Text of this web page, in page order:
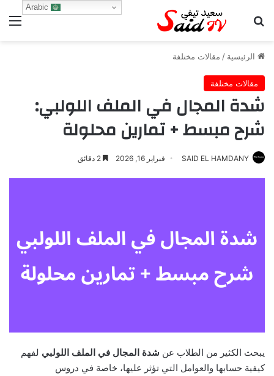
بحث عن
الرئيسية / مقالات مختلفة
مقالات مختلفة
شدة المجال في الملف اللولبي:
شرح مبسط + تمارين محلولة
SAID EL HAMDANY فبراير 16, 2026
يبحث الكثير من الطلاب عن شدة المجال في الملف اللولبي لفهم
كيفية حسابها والعوامل التي تؤثر عليها، خاصة في دروس